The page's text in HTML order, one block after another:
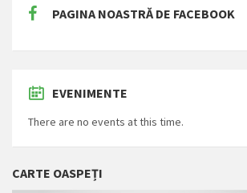
PAGINA NOASTRĂ DE FACEBOOK
EVENIMENTE
There are no events at this time.
CARTE OASPEȚI